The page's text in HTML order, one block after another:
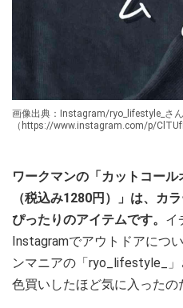
画像出典：Instagram/ryo_lifestyle_さん
（https://www.instagram.com/p/
ワークマンの「カットコー
（税込み1280円）」は、カ
ぴったりのアイテムです。 イ
Instagramでアウトドアにつ
ンマニアの「ryo_lifestyle_
色買いしたほど気に入ったの